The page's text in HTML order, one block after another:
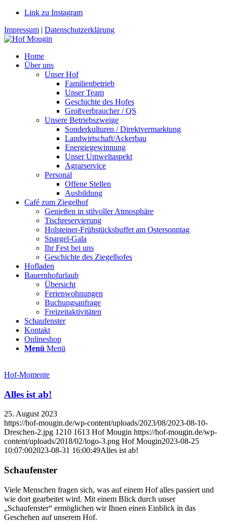
Link zu Instagram
Impressum | Datenschutzerklärung
Home
Über uns
Unser Hof
Familienbetrieb
Unser Team
Geschichte des Hofes
Großverbraucher / QS
Unsere Betriebszweige
Sonderkulturen / Direktvermarktung
Landwirtschaft/Ackerbau
Energiegewinnung
Unser Umweltaspekt
Agrarservice
Personal
Offene Stellen
Ausbildung
Café zum Ziegelhof
Genießen in stilvoller Atmosphäre
Tischreservierung
Holsteiner-Frühstücksbuffet am Ostersonntag
Spargel-Gala
Ihr Fest bei uns
Geschichte des Ziegelhofes
Hofladen
Bauernhofurlaub
Übersicht
Ferienwohnungen
Buchungsanfrage
Freizeitaktivitäten
Schaufenster
Kontakt
Onlineshop
Menü Menü
Hof-Momente
Alles ist ab!
25. August 2023
https://hof-mougin.de/wp-content/uploads/2023/08/2023-08-10-
Dreschen-2.jpg 1210 1613 Hof Mougin https://hof-mougin.de/wp-
content/uploads/2018/02/logo-3.png Hof Mougin2023-08-25
10:07:002023-08-31 16:00:49Alles ist ab!
Schaufenster
Viele Menschen fragen sich, was auf einem Hof alles passiert und
wie dort gearbeitet wird. Mit einem Blick durch unser
„Schaufenster“ ermöglichen wir Ihnen einen Einblick in das
Geschehen auf unserem Hof.